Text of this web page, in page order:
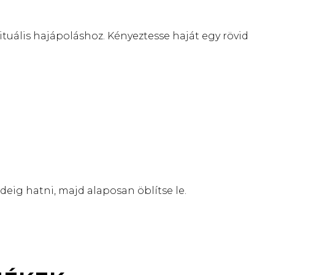
hajápoláshoz. Kényeztesse haját egy rövid
hatni, majd alaposan öblítse le.